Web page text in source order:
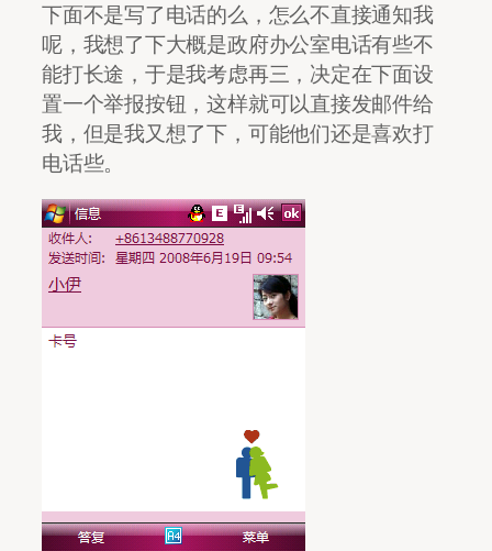
下面不是写了电话的么，怎么不直接通知我
呢，我想了下大概是政府办公室电话有些不
能打长途，于是我考虑再三，决定在下面设
置一个举报按钮，这样就可以直接发邮件给
我，但是我又想了下，可能他们还是喜欢打
电话些。